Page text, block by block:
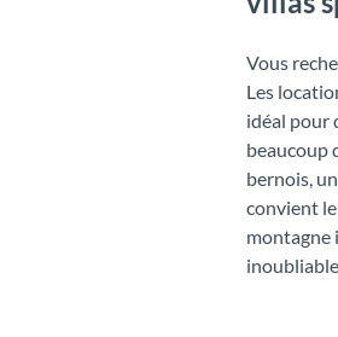
Vous
Les
idéal pour
beaucoup
bernois,
convient
montagne